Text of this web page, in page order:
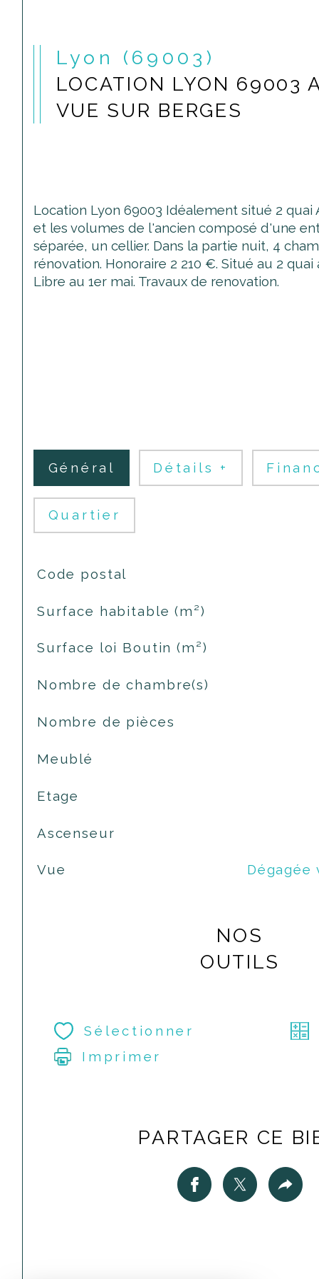
Lyon (69003)
LOCATION LYON 69003
VUE SUR BERGES
Location Lyon 69003 Idéalement situé 2
et les volumes de l'ancien composé d'une
séparée, un cellier. Dans la partie nuit, 4
rénovation. Honoraire 2 210 €. Situé au 2
Libre au 1er mai. Travaux de renovation.
Général Détails +
Quartier
TRAD_SIROCCO_Caracteristique
Code postal
Surface habitable (m²)
Surface loi Boutin (m²)
Nombre de chambre(s)
Nombre de pièces
Meublé
Etage
Ascenseur
Vue Dégagée
NOS
OUTILS
Sélectionner
Imprimer
PARTAGER CE